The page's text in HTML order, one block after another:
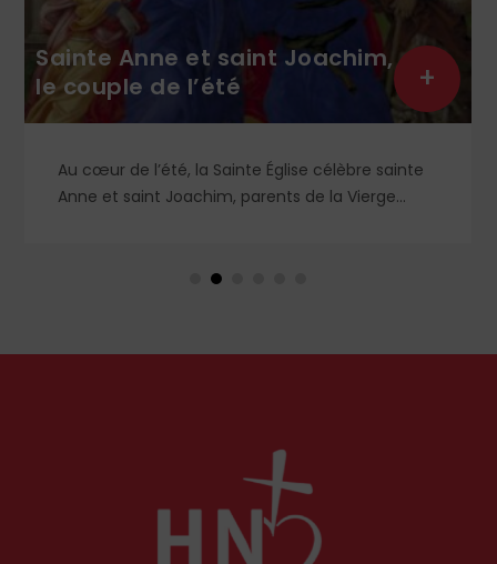
Sainte Anne et saint Joachim,
le couple de l’été
Au cœur de l’été, la Sainte Église célèbre sainte
Anne et saint Joachim, parents de la Vierge
en Orient qu’en Occident, célèbre par sa piété
+